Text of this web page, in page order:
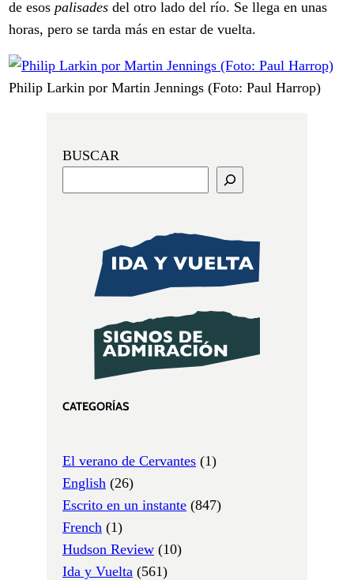
de esos palisades del otro lado del río. Se llega en unas
horas, pero se tarda más en estar de vuelta.
Philip Larkin por Martin Jennings (Foto: Paul Harrop)
BUSCAR
CATEGORÍAS
El verano de Cervantes (1)
English (26)
Escrito en un instante (847)
French (1)
Hudson Review (10)
Ida y Vuelta (561)